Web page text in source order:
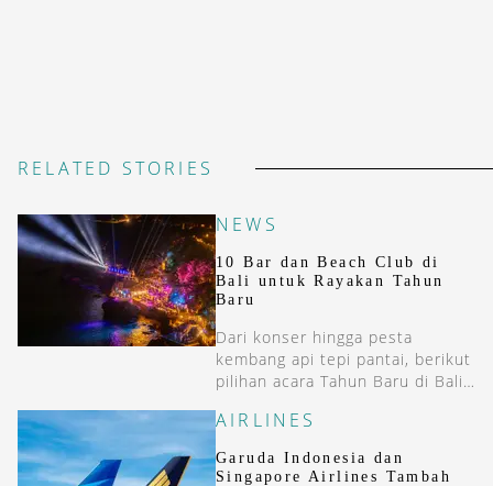
RELATED STORIES
NEWS
10 Bar dan Beach Club di
Bali untuk Rayakan Tahun
Baru
Dari konser hingga pesta
kembang api tepi pantai, berikut
pilihan acara Tahun Baru di Bali
terakhir 2025.
AIRLINES
Garuda Indonesia dan
Singapore Airlines Tambah